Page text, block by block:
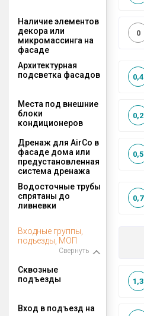
Наличие элементов
декора или
микромассинга на
фасаде
0
Архитектурная
подсветка фасадов
0,4
Места под внешние
блоки
кондиционеров
0,2
Дренаж для AirCo в
фасаде дома или
предустановленная
система дренажа
0,5
Водосточные трубы
спрятаны до
ливневки
0,7
Входные группы,
подъезды, МОП
Свернуть
Сквозные
подъезды
1,3
Вход в подъезд на